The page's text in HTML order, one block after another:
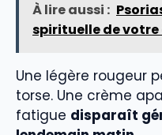
À lire aussi :
spirituelle de
Une légère rougeur
torse. Une crème
fatigue disparaît